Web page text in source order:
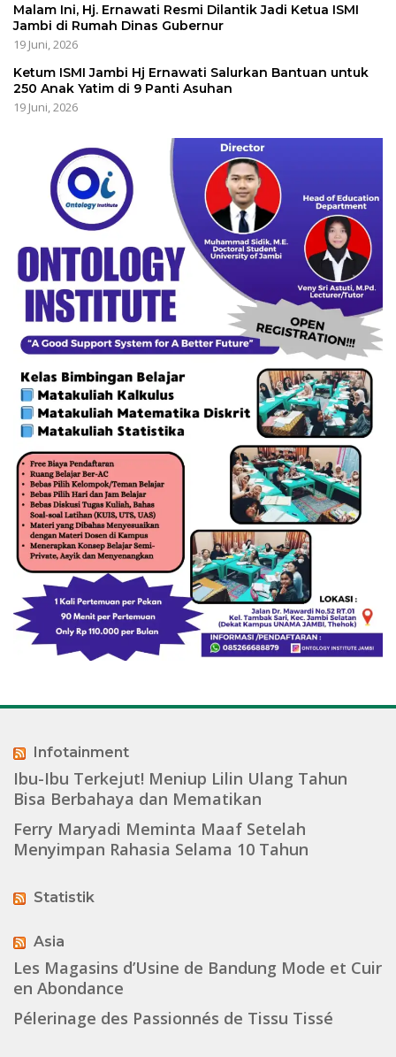
Malam Ini, Hj. Ernawati Resmi Dilantik Jadi Ketua ISMI
Jambi di Rumah Dinas Gubernur
19 Juni, 2026
Ketum ISMI Jambi Hj Ernawati Salurkan Bantuan untuk
250 Anak Yatim di 9 Panti Asuhan
19 Juni, 2026
Infotainment
Ibu-Ibu Terkejut! Meniup Lilin Ulang Tahun
Bisa Berbahaya dan Mematikan
Ferry Maryadi Meminta Maaf Setelah
Menyimpan Rahasia Selama 10 Tahun
Statistik
Asia
Les Magasins d’Usine de Bandung Mode et Cuir
en Abondance
Pélerinage des Passionnés de Tissu Tissé